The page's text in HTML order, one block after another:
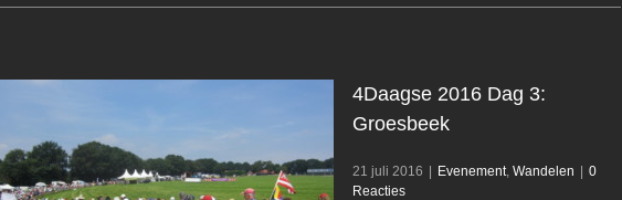
4Daagse 2016 Dag 3:
Groesbeek
21 juli 2016 | Evenement Wandelen | 0
Reacties